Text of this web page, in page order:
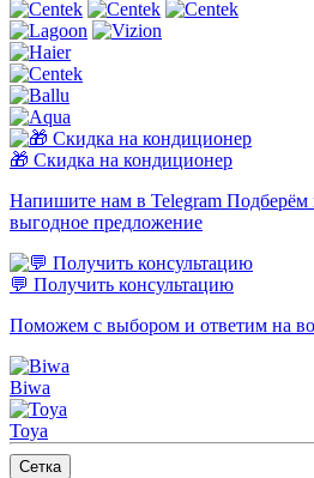
🎁 Скидка на кондиционер
Напишите нам в Telegram Подберём
выгодное предложение
💬 Получить консультацию
Поможем с выбором и ответим на
Biwa
Toya
Сетка